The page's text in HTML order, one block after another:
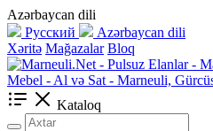
Azərbaycan dili
Русский
Azərbaycan dili
Xəritə Mağazalar Bloq
Kataloq